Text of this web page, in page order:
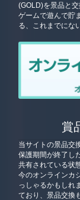
(GOLD)を景品と
ゲームで遊んで貯
る、これまでにな
賞
当サイトの景品交
保護期間が終了し
共有されている状
今のオンラインカ
っしゃるかもしれ
ており、景品交換